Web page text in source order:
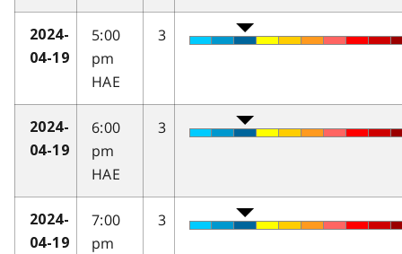
2024-
04-19
5:00
pm
HAE
3
2024-
04-19
6:00
pm
HAE
3
2024-
04-19
7:00
pm
3